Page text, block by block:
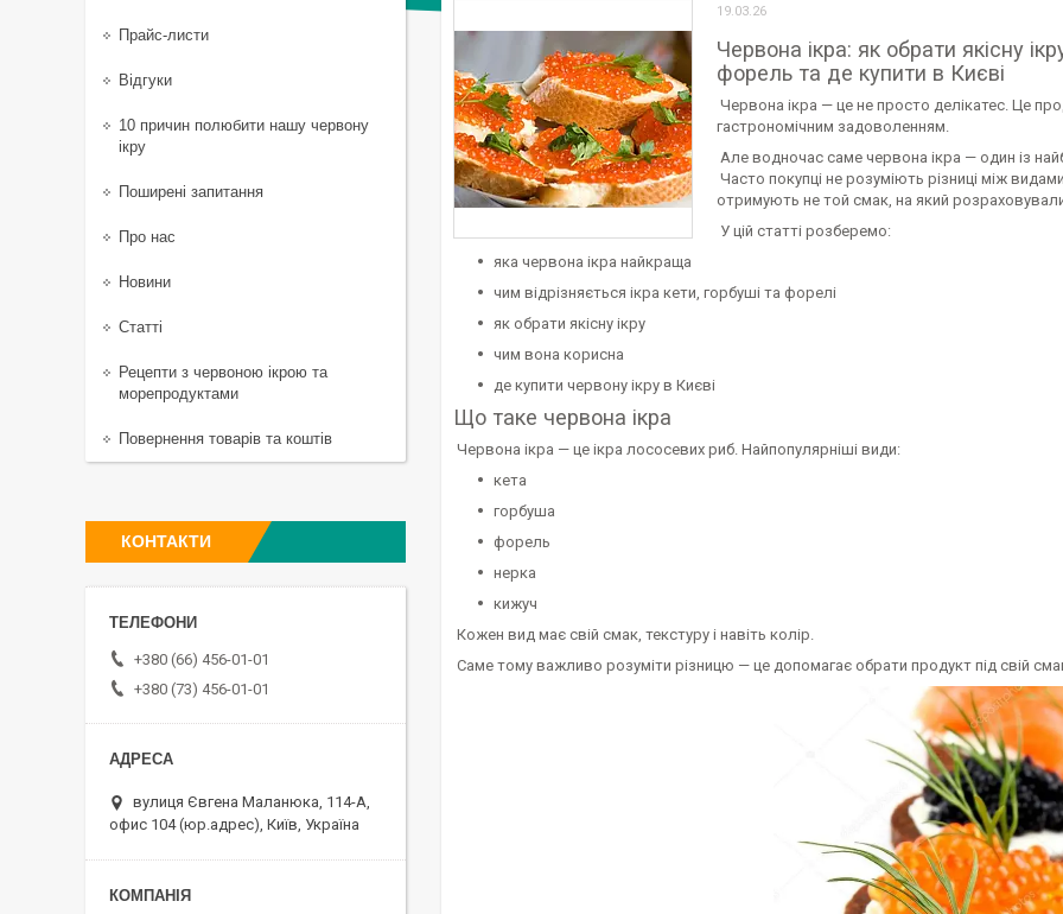
19.03.26
Червона ікра: як обрати якісну
форель та де купити в Києві
Червона ікра — це не просто делікатес. Це
гастрономічним задоволенням.
Але водночас саме червона ікра — один із
Часто покупці не розуміють різниці між
отримують не той смак, на який
У цій статті розберемо:
яка червона ікра найкраща
чим відрізняється ікра кети, горбуші та форелі
як обрати якісну ікру
чим вона корисна
де купити червону ікру в Києві
Що таке червона ікра
Червона ікра — це ікра лососевих риб. Найпопулярніші види:
кета
горбуша
форель
нерка
кижуч
Кожен вид має свій смак, текстуру і навіть колір.
Саме тому важливо розуміти різницю — це допомагає обрати продукт під свій
Прайс-листи
Відгуки
10 причин полюбити нашу червону
ікру
Поширені запитання
Про нас
Новини
Статті
Рецепти з червоною ікрою та
морепродуктами
Повернення товарів та коштів
КОНТАКТИ
+380 (66) 456-01-01
+380 (73) 456-01-01
вулиця Євгена Маланюка, 114-А,
офис 104 (юр.адрес), Київ, Україна